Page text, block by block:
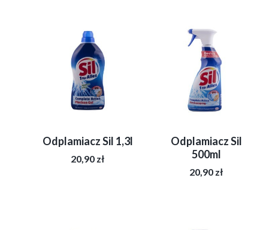
Odplamiacz Sil 1,3l
20,90 zł
Odplamiacz Sil
500ml
20,90 zł